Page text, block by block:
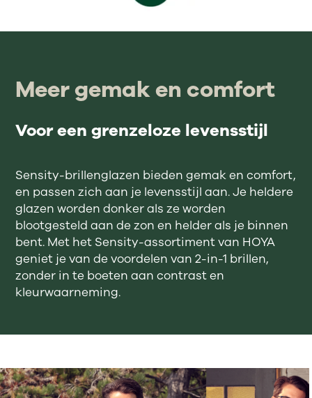
Meer gemak en comfort
Voor een grenzeloze levensstijl
Sensity-brillenglazen bieden gemak en comfort,
en passen zich aan je levensstijl aan. Je heldere
glazen worden donker als ze worden
blootgesteld aan de zon en helder als je binnen
bent. Met het Sensity-assortiment van HOYA
geniet je van de voordelen van 2-in-1 brillen,
zonder in te boeten aan contrast en
kleurwaarneming.